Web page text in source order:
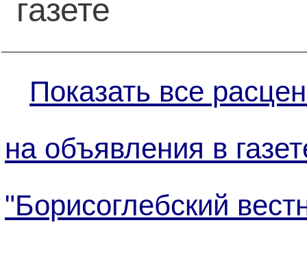
газете
Показать все
на объявления в
"Борисоглебский